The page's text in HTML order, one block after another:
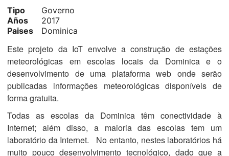
Tipo
Governo
Años
2017
Paises
Dominica
Este projeto da IoT envolve a construção de estações
meteorológicas em escolas locais da Dominica e o
desenvolvimento de uma plataforma web onde serão
publicadas informações meteorológicas disponíveis de
forma gratuita.
Todas as escolas da Dominica têm conectividade à
Internet; além disso, a maioria das escolas tem um
laboratório da Internet. No entanto, nestes laboratórios há
muito pouco desenvolvimento tecnológico, dado que a